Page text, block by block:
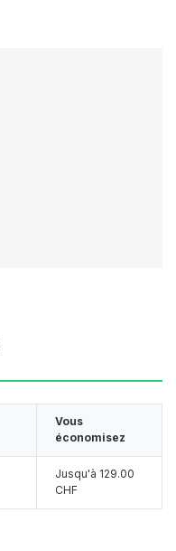
Vous
économisez
Jusqu'à 129.00
CHF